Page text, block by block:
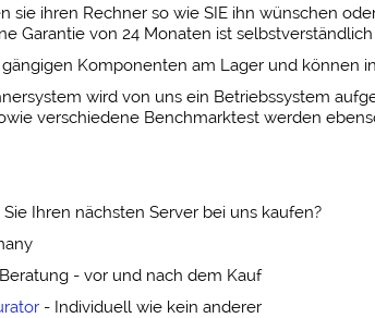
sie ihren Rechner so wie SIE ihn wünschen
Garantie von 24 Monaten ist
Komponenten am Lager und können
wird von uns ein Betriebssystem
verschiedene Benchmarktest werden
Ihren nächsten Server bei uns kaufen?
- vor und nach dem Kauf
- Individuell wie kein anderer